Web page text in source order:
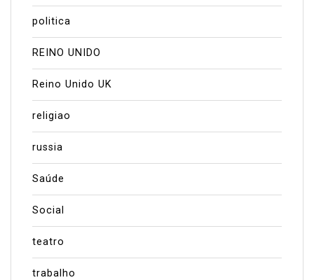
politica
REINO UNIDO
Reino Unido UK
religiao
russia
Saúde
Social
teatro
trabalho